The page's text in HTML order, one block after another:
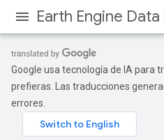
Earth Engine
Google usa tecnología de IA para
prefieras. Las traducciones
errores.